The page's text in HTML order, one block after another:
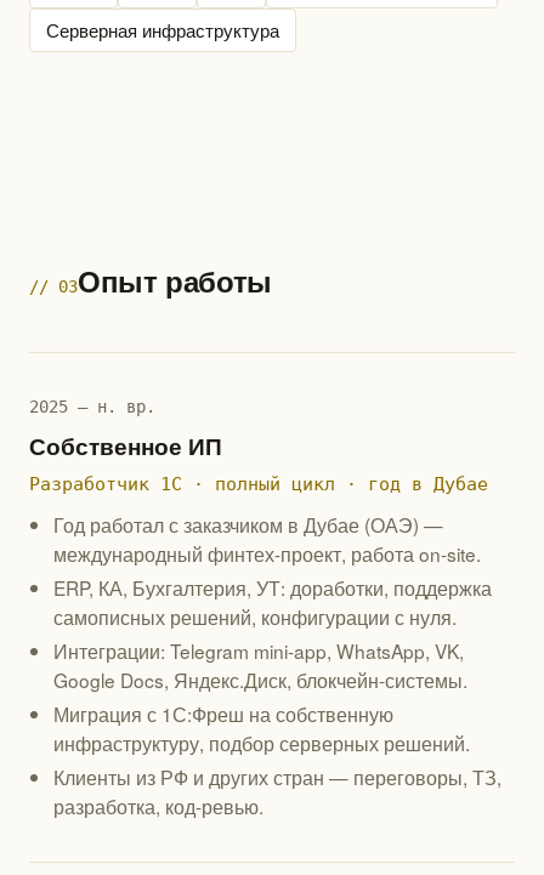
Серверная инфраструктура
// 03Опыт работы
2025 — н. вр.
Собственное ИП
Разработчик 1С · полный цикл · год в Дубае
Год работал с заказчиком в Дубае (ОАЭ) —
международный финтех-проект, работа on-site.
ERP, КА, Бухгалтерия, УТ: доработки, поддержка
самописных решений, конфигурации с нуля.
Интеграции: Telegram mini-app, WhatsApp, VK,
Google Docs, Яндекс.Диск, блокчейн-системы.
Миграция с 1С:Фреш на собственную
инфраструктуру, подбор серверных решений.
Клиенты из РФ и других стран — переговоры, ТЗ,
разработка, код-ревью.